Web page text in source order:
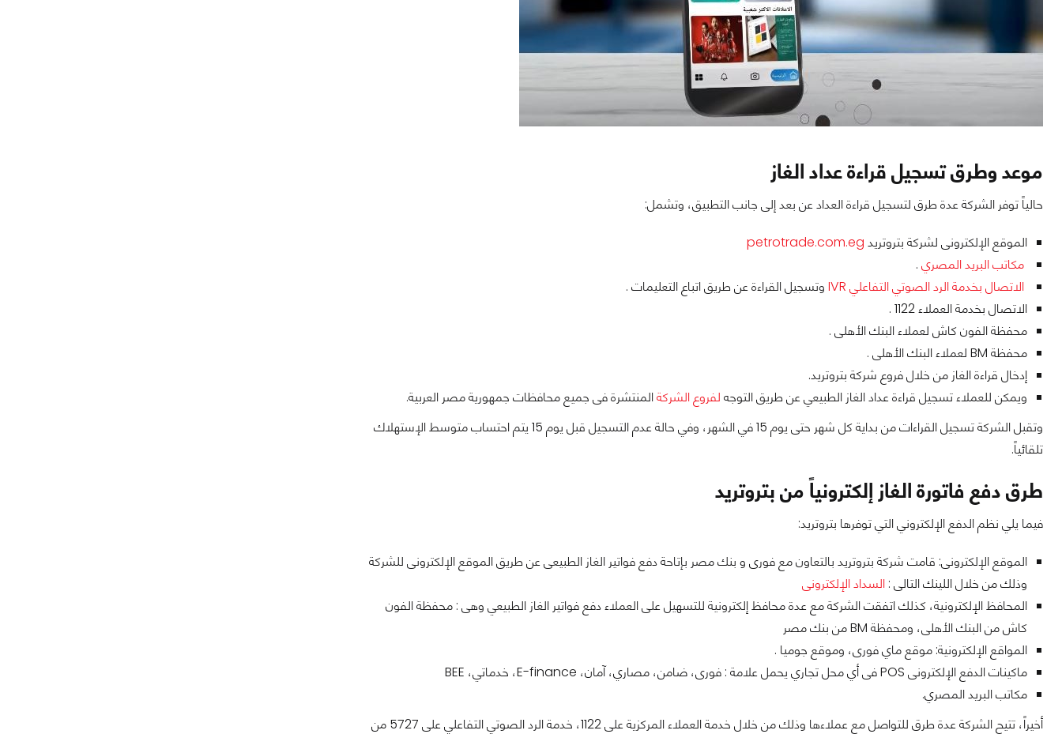
موعد وطرق تسجيل قراءة عداد الغاز
حالياً توفر الشركة عدة طرق لتسجيل قراءة العداد عن بعد إلى جانب التطبيق، وتشمل:
الموقع الإلكترونى لشركة بتروتريد
مكاتب البريد المصري .
الاتصال بخدمة الرد الصوتي التفاعلي IVR
وتسجيل القراءة عن طريق اتباع التعليمات .
الاتصال بخدمة العملاء 1122 .
محفظة الفون كاش لعملاء البنك الأهلى .
محفظة BM لعملاء البنك الأهلى .
إدخال قراءة الغاز من خلال فروع شركة بتروتريد.
ويمكن للعملاء تسجيل قراءة عداد الغاز الطبيعي عن طريق التوجه لفروع الشركةالمنتشرة فى جميع محافظات جمهورية مصر العربية.
وتقبل الشركة تسجيل القراءات من بداية كل شهر حتى يوم 15 في الشهر، وفي حالة عدم التسجيل قبل يوم 15 يتم احتساب متوسط الإستهلاك
تلقائياً.
طرق دفع فاتورة الغاز إلكترونياً من بتروتريد
فيما يلي نظم الدفع الإلكتروني التي توفرها بتروتريد:
الموقع الإلكترونى: قامت شركة بتروتريد بالتعاون مع فورى و بنك مصر بإتاحة دفع فواتير الغاز الطبيعى عن طريق الموقع الإلكترونى للشركة
وذلك من خلال اللينك التالى : السداد الإلكترونى
المحافظ الإلكترونية، كذلك اتفقت الشركة مع عدة محافظ إلكترونية للتسهيل على العملاء دفع فواتير الغاز الطبيعي وهى : محفظة الفون
كاش من البنك الأهلى، ومحفظة BM من بنك مصر
المواقع الإلكترونية: موقع ماي فورى، وموقع جوميا .
ماكينات الدفع الإلكترونى POS فى أي محل تجاري يحمل علامة : فورى، ضامن، مصاري، آمان، E-finance، خدماتي، BEE
مكاتب البريد المصري.
أخيراً، تتيح الشركة عدة طرق للتواصل مع عملاءها وذلك من خلال خدمة العملاء المركزية على 1122، خدمة الرد الصوتي التفاعلي على 5727 من